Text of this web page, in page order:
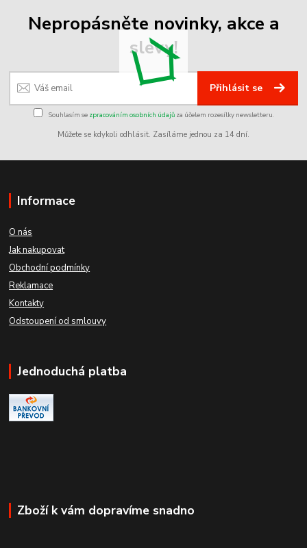
Nepropásněte novinky, akce a
slevy!
Přihlásit se
Souhlasím se zpracováním osobních údajůza účelem rozesílky newsletteru.
Můžete se kdykoli odhlásit. Zasíláme jednou za 14 dní.
Informace
O nás
Jak nakupovat
Obchodní podmínky
Reklamace
Kontakty
Odstoupení od smlouvy
Jednoduchá platba
Zboží k vám dopravíme snadno